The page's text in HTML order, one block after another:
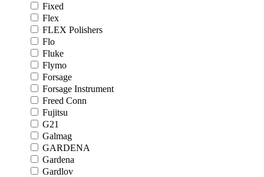
Fixed
Flex
FLEX Polishers
Flo
Fluke
Flymo
Forsage
Forsage Instrument
Freed Conn
Fujitsu
G21
Galmag
GARDENA
Gardena
Gardlov